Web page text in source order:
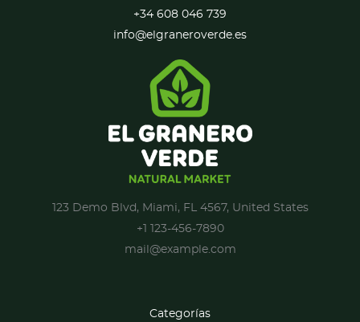
+34 608 046 739
info@elgraneroverde.es
123 Demo Blvd, Miami, FL 4567, United States
+1 123-456-7890
mail@example.com
Categorías